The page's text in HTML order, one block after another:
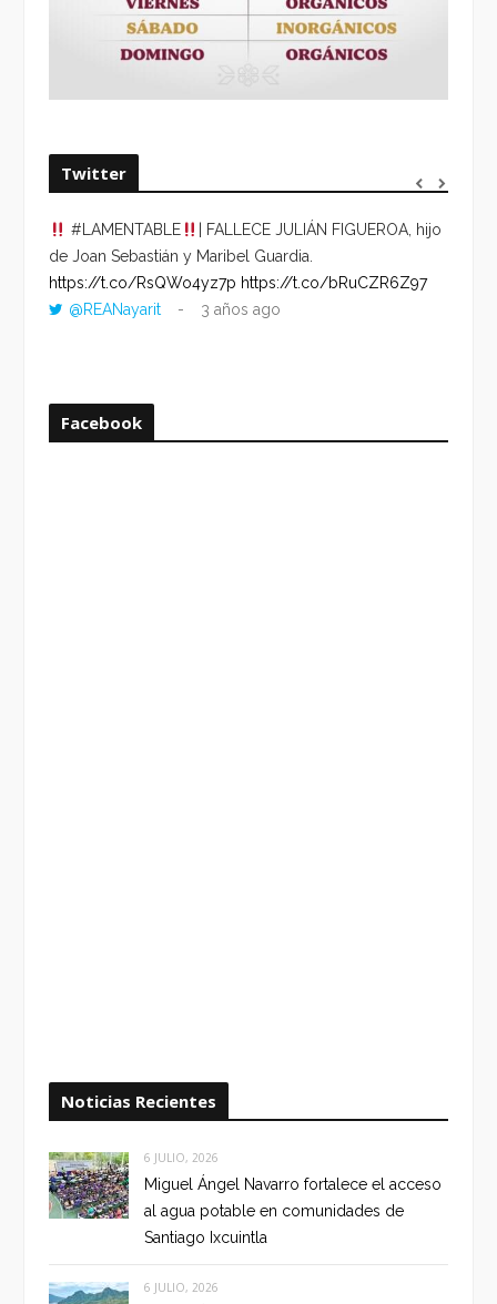
Twitter
#LAMENTABLE
| FALLECE JULIÁN FIGUEROA, hijo
de Joan Sebastián y Maribel Guardia.
https://t.co/RsQWo4yz7p https://t.co/bRuCZR6Z97
@REANayarit
3 años ago
Facebook
Noticias Recientes
6 JULIO, 2026
Miguel Ángel Navarro fortalece el acceso
al agua potable en comunidades de
Santiago Ixcuintla
6 JULIO, 2026